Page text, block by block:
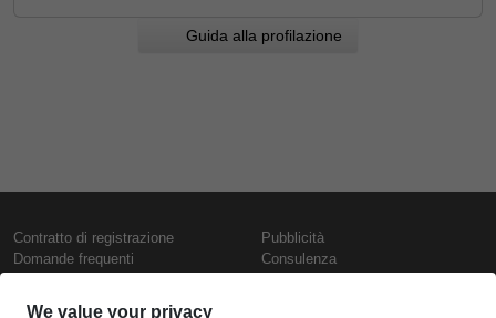
Guida alla profilazione
Contratto di registrazione
Domande frequenti
Presentazione
Pubblicità
Consulenza